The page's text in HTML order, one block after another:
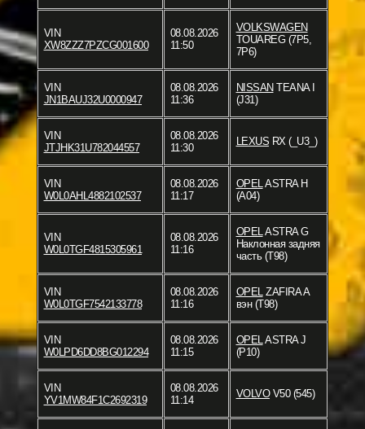
VIN
XW8ZZZ7PZCG001600
08.08.2026
11:50
VOLKSWAGEN
TOUAREG (7P5,
7P6)
VIN
JN1BAUJ32U0000947
08.08.2026
11:36
NISSAN TEANA I
(J31)
VIN
JTJHK31U782044557
08.08.2026
11:30
LEXUS RX (_U3_)
VIN
W0L0AHL4882102537
08.08.2026
11:17
OPELASTRA H
(A04)
VIN
W0L0TGF4815305961
08.08.2026
11:16
OPELASTRA G
Наклонная задняя
часть (T98)
VIN
W0L0TGF7542133778
08.08.2026
11:16
OPELZAFIRA A
вэн (T98)
VIN
W0LPD6DD8BG012294
08.08.2026
11:15
OPELASTRA J
(P10)
VIN
YV1MW84F1C2692319
08.08.2026
11:14
VOLVOV50 (545)